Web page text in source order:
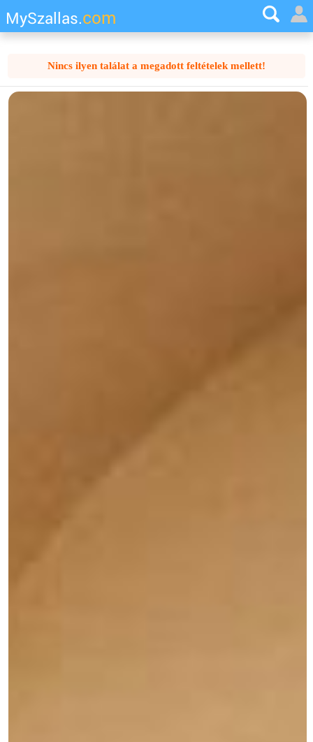
MySzallas.com
Nincs ilyen találat a megadott feltételek mellett!